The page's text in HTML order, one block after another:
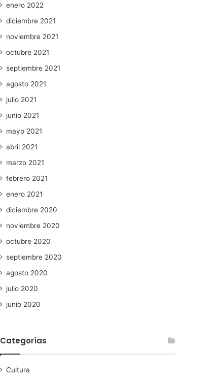
enero 2022
diciembre 2021
noviembre 2021
octubre 2021
septiembre 2021
agosto 2021
julio 2021
junio 2021
mayo 2021
abril 2021
marzo 2021
febrero 2021
enero 2021
diciembre 2020
noviembre 2020
octubre 2020
septiembre 2020
agosto 2020
julio 2020
junio 2020
Categorías
Cultura